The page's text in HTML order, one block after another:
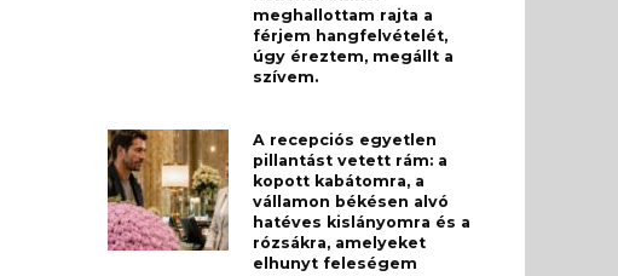
meghallottam rajta a
férjem hangfelvételét,
úgy éreztem, megállt a
szívem.
A recepciós egyetlen
pillantást vetett rám: a
kopott kabátomra, a
vállamon békésen alvó
hatéves kislányomra és a
rózsákra, amelyeket
elhunyt feleségem